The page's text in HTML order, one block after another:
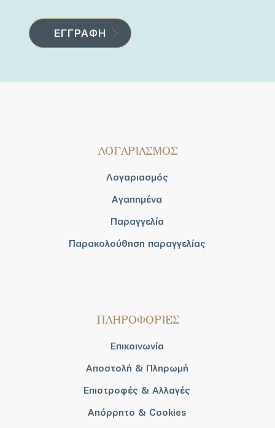
ΛΟΓΑΡΙΑΣΜΟΣ
Λογαριασμός
Αγαπημένα
Παραγγελία
Παρακολούθηση παραγγελίας
ΠΛΗΡΟΦΟΡΙΕΣ
Επικοινωνία
Αποστολή & Πληρωμή
Επιστροφές & Αλλαγές
Απόρρητο & Cookies